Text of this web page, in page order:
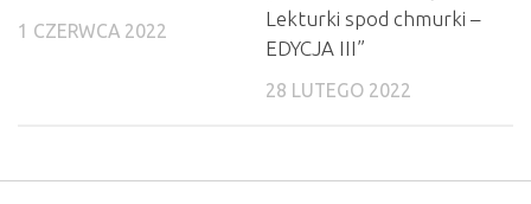
1 CZERWCA 2022
Lekturki spod chmurki –
EDYCJA III”
28 LUTEGO 2022